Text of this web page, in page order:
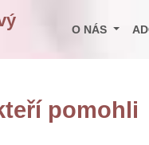
O NÁS
pomohli